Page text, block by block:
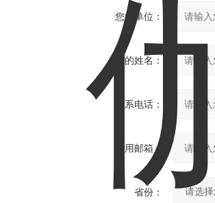
您的单位：
您的姓名：
联系电话：
常用邮箱：
省份：